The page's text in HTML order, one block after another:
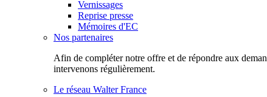
Vernissages
Reprise presse
Mémoires d'EC
Nos partenaires
Afin de compléter notre offre et de répondre aux
intervenons régulièrement.
Le réseau Walter France